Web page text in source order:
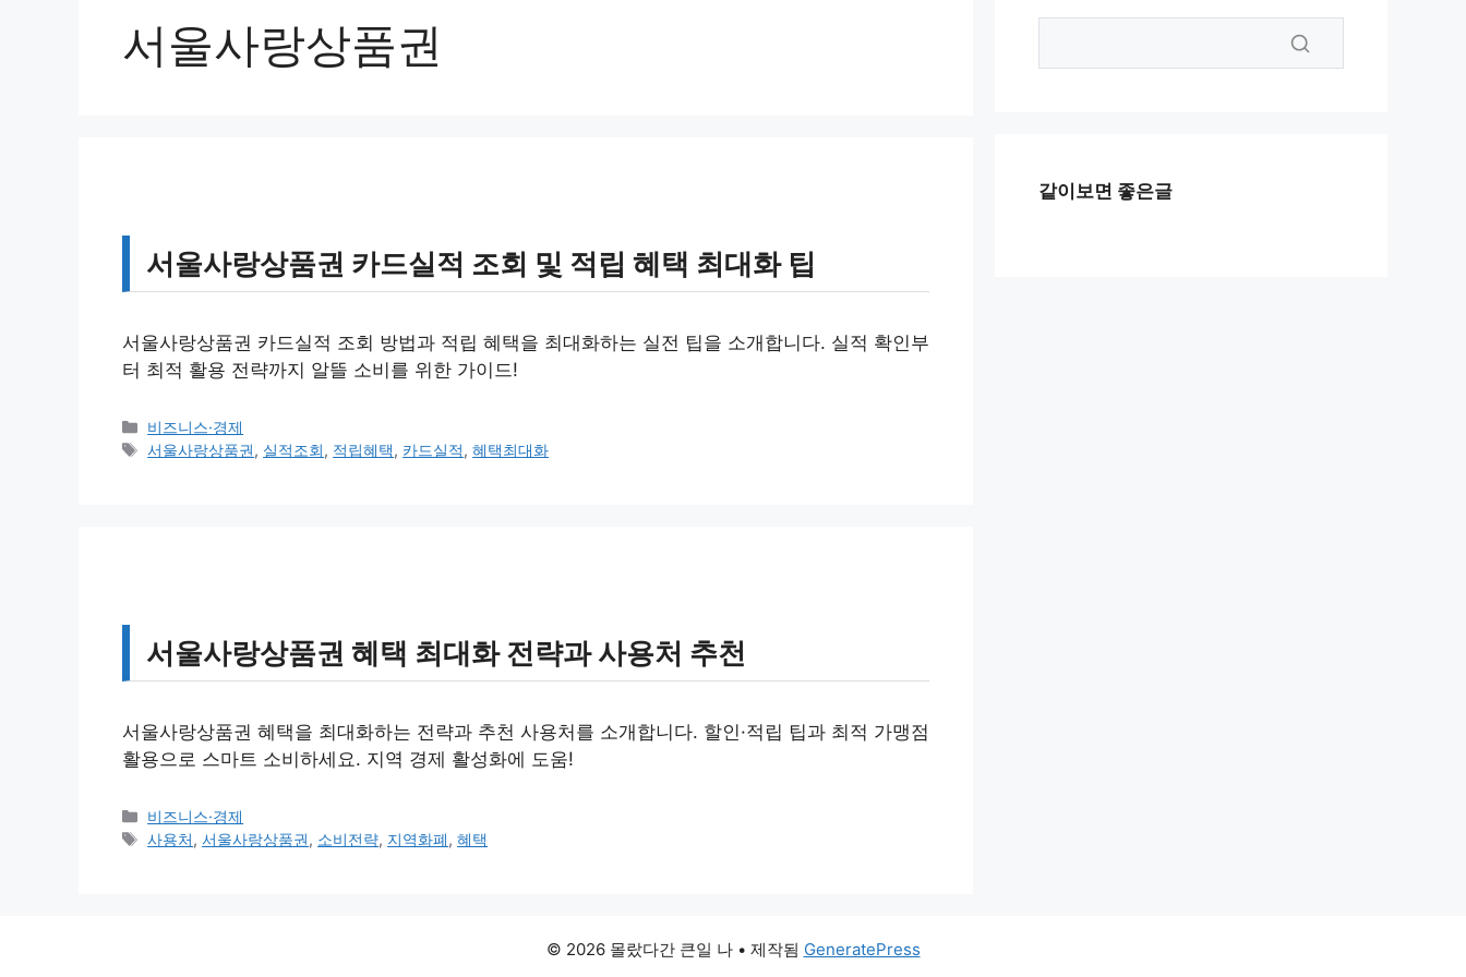
서울사랑상품권
서울사랑상품권 카드실적 조회 및 적립 혜택 최대화 팁
서울사랑상품권 카드실적 조회 방법과 적립 혜택을 최대화하는 실전 팁을 소개합니다. 실적 확인부
터 최적 활용 전략까지 알뜰 소비를 위한 가이드!
카
테
비즈니스·경제
태
서울사랑상품권, 실적조회, 적립혜택, 카드실적,혜택최대화
서울사랑상품권 혜택 최대화 전략과 사용처 추천
서울사랑상품권 혜택을 최대화하는 전략과 추천 사용처를 소개합니다. 할인·적립 팁과 최적 가맹점
활용으로 스마트 소비하세요. 지역 경제 활성화에 도움!
카
테
비즈니스·경제
태
사용처,서울사랑상품권, 소비전략, 지역화폐,혜택
같이보면 좋은글
© 2026 몰랐다간 큰일 나• 제작됨 GeneratePress